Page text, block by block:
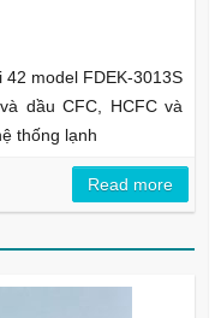
model FDEK-3013S
dầu CFC, HCFC và
thống lạnh
Read more